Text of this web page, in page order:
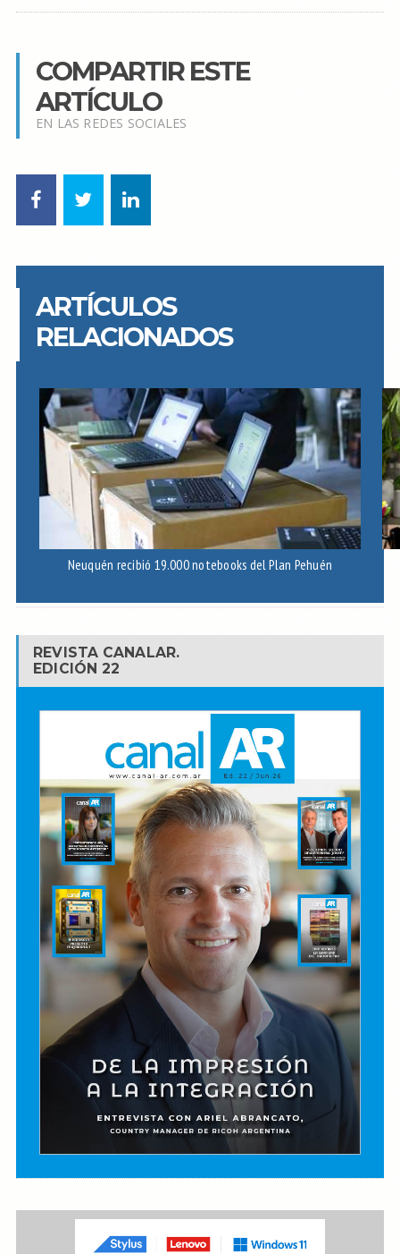
COMPARTIR ESTE
ARTÍCULO
EN LAS REDES SOCIALES
ARTÍCULOS
RELACIONADOS
Neuquén recibió 19.000 notebooks del Plan Pehuén
REVISTA CANALAR.
EDICIÓN 22